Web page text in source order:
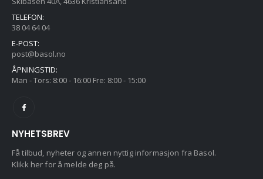
TELEFON:
38 04 64 04
E-POST:
post@basol.no
ÅPNINGSTID:
Man - Tors: 8:00 - 16:00 Fre: 8:00 - 15:00
NYHETSBREV
Få tilbud, nyheter og annen nyttig informasjon fra Basol.
Klikk her for å melde deg på.